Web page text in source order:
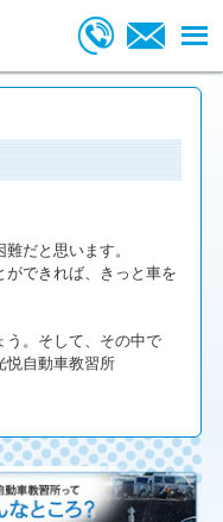
だと思います。
ができれば、きっと車を
う。そして、その中で
悦自動車教習所